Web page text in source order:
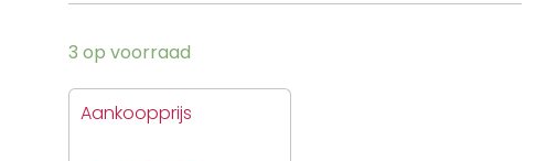
3 op voorraad
Aankoopprijs